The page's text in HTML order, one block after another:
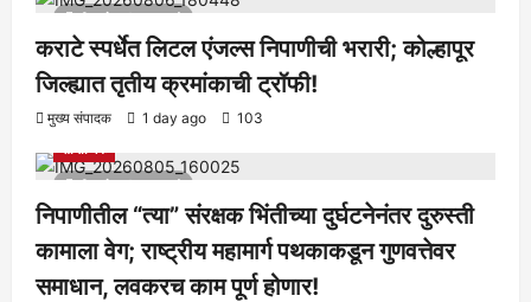
1 minute read
कराटे स्पर्धेत लिटल एंजल्स निपाणीची भरारी; कोल्हापूर
जिल्ह्यात तृतीय क्रमांकाची ट्रॉफी!
मुख्य संपादक 1 day ago 103
1 minute read
आरोग्य क्रीडा ताज्या बातम्या निपाणी परिसर
निपाणीतील “त्या” संरक्षक भिंतीच्या दुर्घटनेनंतर दुरुस्ती
कामाला वेग; राष्ट्रीय महामार्ग पथकाकडून गुणवत्तेवर
समाधान, लवकरच काम पूर्ण होणार!